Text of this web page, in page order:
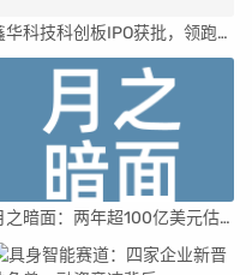
鑫华科技科创板IPO获批，领跑国内半导体材料市场
月之暗面：两年超100亿美元估值，K2.5引领AI新纪元